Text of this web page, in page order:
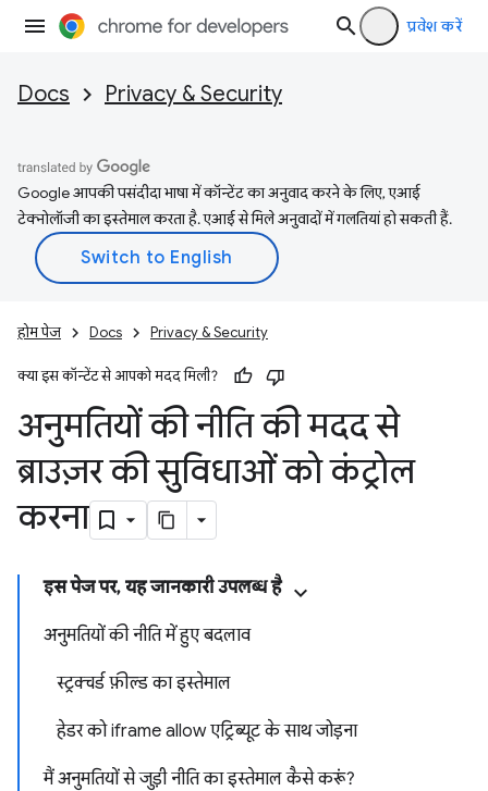
प्रवेश करें
Docs Privacy & Security
Google आपकी पसंदीदा भाषा में कॉन्टेंट का अनुवाद करने के लिए, एआई
टेक्नोलॉजी का इस्तेमाल करता है. एआई से मिले अनुवादों में गलतियां हो सकती हैं.
होम पेज Docs Privacy & Security
क्या इस कॉन्टेंट से आपको मदद मिली?
अनुमतियों की नीति की मदद से
ब्राउज़र की सुविधाओं को कंट्रोल
करना
इस पेज पर, यह जानकारी उपलब्ध है
अनुमतियों की नीति में हुए बदलाव
स्ट्रक्चर्ड फ़ील्ड का इस्तेमाल
हेडर को iframe allow एट्रिब्यूट के साथ जोड़ना
मैं अनुमतियों से जुड़ी नीति का इस्तेमाल कैसे करूं?